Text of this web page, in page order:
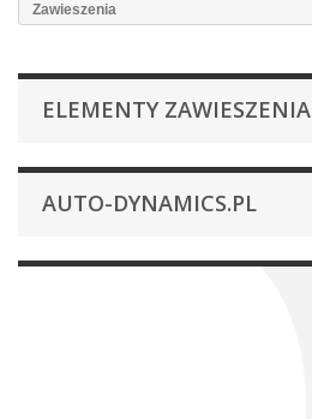
Zawieszenia
ELEMENTY ZAWIESZENIA
AUTO-DYNAMICS.PL